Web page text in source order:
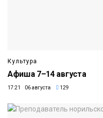
Культура
Афиша 7–14 августа
17:21 06 августа 129